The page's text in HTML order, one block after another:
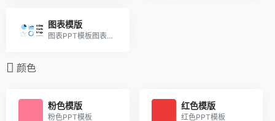
图表模版
图表PPT模板图表PPT模板
颜色
粉色模版
粉色PPT模板
红色模版
红色PPT模板